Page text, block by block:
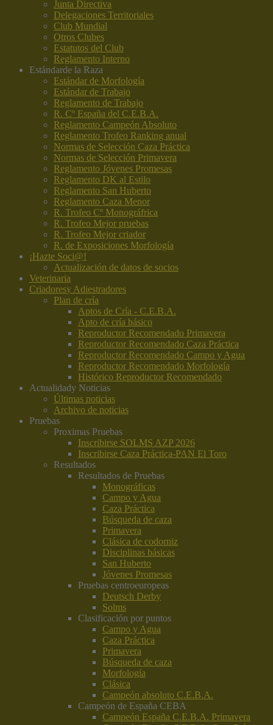
Junta Directiva
Delegaciones Territoriales
Club Mundial
Otros Clubes
Estatutos del Club
Reglamento Interno
Estándarde la Raza
Estándar de Morfología
Estándar de Trabajo
Reglamento de Trabajo
R. Cº España del C.E.B.A.
Reglamento Campeón Absoluto
Reglamento Trofeo Ranking anual
Normas de Selección Caza Práctica
Normas de Selección Primavera
Reglamento Jóvenes Promesas
Reglamento DK al Estilo
Reglamento San Huberto
Reglamento Caza Menor
R. Trofeo Cº Monográfrica
R. Trofeo Mejor pruebas
R. Trofeo Mejor criador
R. de Exposiciones Morfología
¡Hazte Soci@!
Actualización de datos de socios
Veterinaria
Criadoresy Adiestradores
Plan de cría
Aptos de Cría - C.E.B.A.
Apto de cría básico
Reproductor Recomendado Primavera
Reproductor Recomendado Caza Práctica
Reproductor Recomendado Campo y Agua
Reproductor Recomendado Morfología
Histórico Reproductor Recomendado
Actualidady Noticias
Últimas noticias
Archivo de noticias
Pruebas
Proximas Pruebas
Inscribirse SOLMS AZP 2026
Inscribirse Caza Práctica-PAN El Toro
Resultados
Resultados de Pruebas
Monográficas
Campo y Agua
Caza Práctica
Búsqueda de caza
Primavera
Clásica de codorniz
Disciplinas básicas
San Huberto
Jóvenes Promesas
Pruebas centroeuropeas
Deutsch Derby
Solms
Clasificación por puntos
Campo y Agua
Caza Práctica
Primavera
Búsqueda de caza
Morfología
Clásica
Campeón absoluto C.E.B.A.
Campeón de España CEBA
Campeón España C.E.B.A. Primavera